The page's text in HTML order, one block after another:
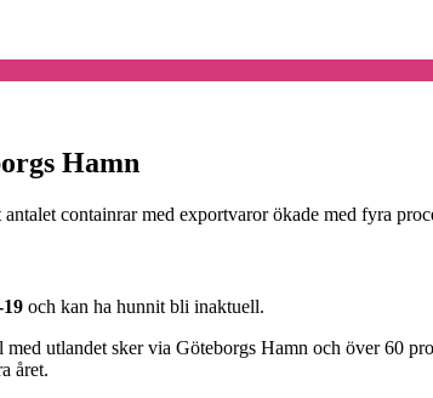
Hamn
containrar med exportvaror ökade med fyra
19 och kan ha hunnit bli inaktuell.
utlandet sker via Göteborgs Hamn och över 60
året.